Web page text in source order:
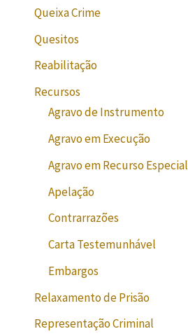
Queixa Crime
Quesitos
Reabilitação
Recursos
Agravo de Instrumento
Agravo em Execução
Agravo em Recurso Especial
Apelação
Contrarrazões
Carta Testemunhável
Embargos
Relaxamento de Prisão
Representação Criminal